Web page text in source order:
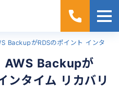
AWS Backupが
ンタイム リカバリ